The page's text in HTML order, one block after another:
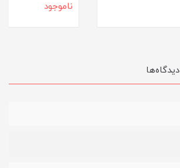
ناموجود
دیدگاه‌ها